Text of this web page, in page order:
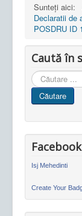
Sunteți aici:
Declaratii de
POSDRU ID
Caută în
Cauta
in
site
Căutare
Isj Mehedinti
Create Your